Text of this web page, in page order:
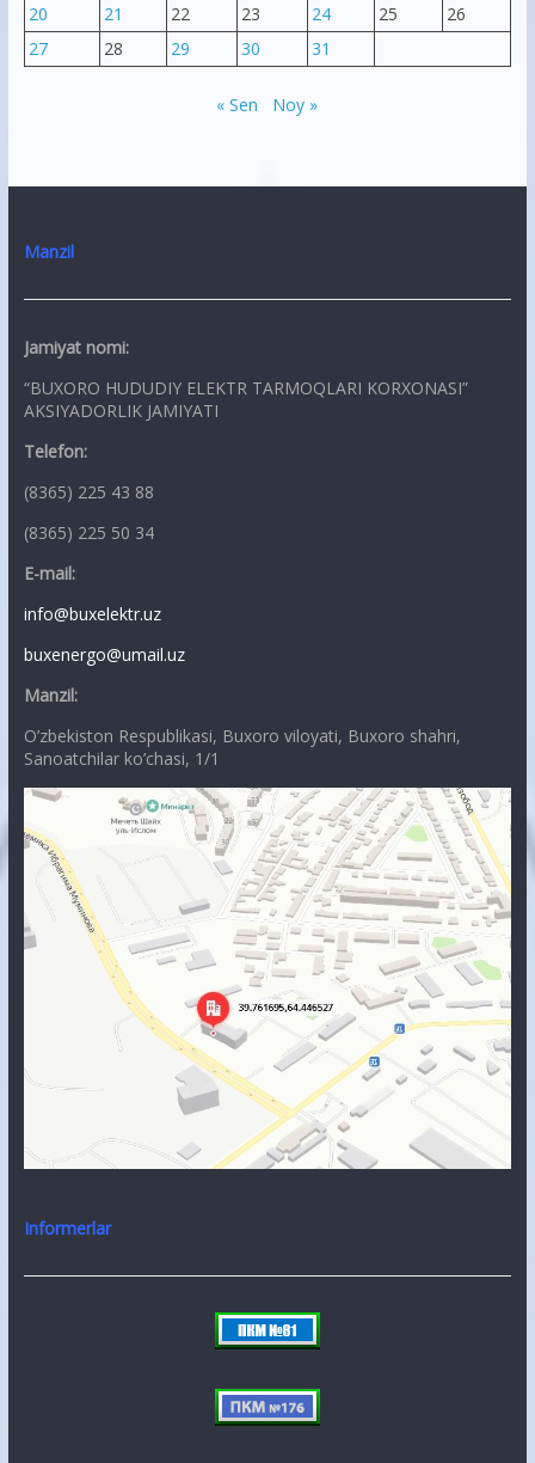
20
21 22 23 24 25
26
27
28 29 30 31
« Sen Noy »
Manzil
Jamiyat nomi:
“BUXORO HUDUDIY ELEKTR TARMOQLARI KORXONASI”
AKSIYADORLIK JAMIYATI
Telefon:
(8365) 225 43 88
(8365) 225 50 34
E-mail:
info@buxelektr.uz
buxenergo@umail.uz
Manzil:
O’zbekiston Respublikasi, Buxoro viloyati, Buxoro shahri,
Sanoatchilar ko’chasi, 1/1
Informerlar